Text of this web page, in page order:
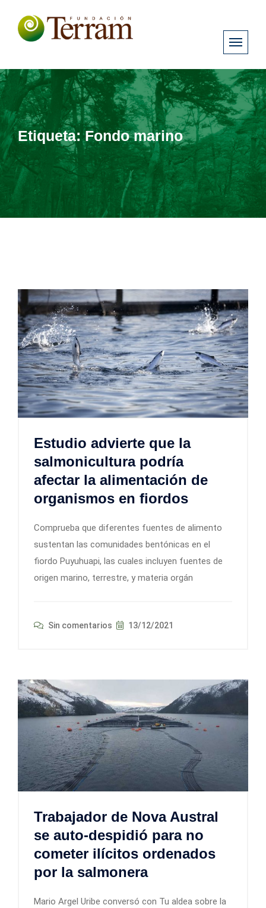
Etiqueta:Fondo marino
Estudio advierte que la
salmonicultura podría
afectar la alimentación de
organismos en fiordos
Comprueba que diferentes fuentes de alimento
sustentan las comunidades bentónicas en el
fiordo Puyuhuapi, las cuales incluyen fuentes de
origen marino, terrestre, y materia orgán
Sin comentarios 13/12/2021
Trabajador de Nova Austral
se auto-despidió para no
cometer ilícitos ordenados
por la salmonera
Mario Argel Uribe conversó con Tu aldea sobre la